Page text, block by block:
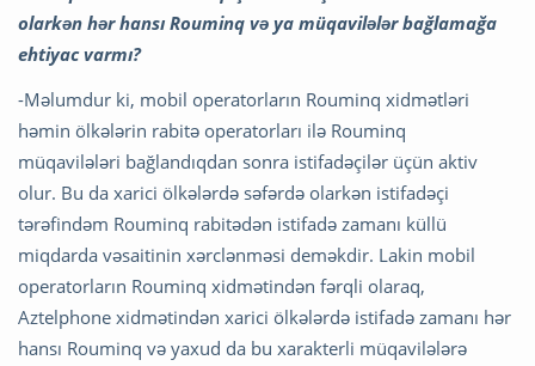
olarkən hər hansı Rouminq və ya müqavilələr bağlamağa
ehtiyac varmı?
-Məlumdur ki, mobil operatorların Rouminq xidmətləri
həmin ölkələrin rabitə operatorları ilə Rouminq
müqavilələri bağlandıqdan sonra istifadəçilər üçün aktiv
olur. Bu da xarici ölkələrdə səfərdə olarkən istifadəçi
tərəfindəm Rouminq rabitədən istifadə zamanı küllü
miqdarda vəsaitinin xərclənməsi deməkdir. Lakin mobil
operatorların Rouminq xidmətindən fərqli olaraq,
Aztelphone xidmətindən xarici ölkələrdə istifadə zamanı hər
hansı Rouminq və yaxud da bu xarakterli müqavilələrə